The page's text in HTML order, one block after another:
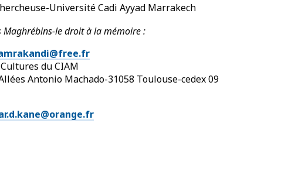
Université Cadi Ayyad Marrakech
Maghrébins-le droit à la mémoire :
du CIAM
Antonio Machado-31058 Toulouse-cedex 09